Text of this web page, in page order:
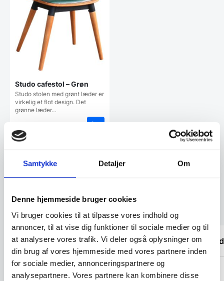
Samtykke Detaljer Om
Denne hjemmeside bruger cookies
Vi bruger cookies til at tilpasse vores indhold og
annoncer, til at vise dig funktioner til sociale medier og til
at analysere vores trafik. Vi deler også oplysninger om
din brug af vores hjemmeside med vores partnere inden
for sociale medier, annonceringspartnere og
analysepartnere. Vores partnere kan kombinere disse
Studo cafestol – Grøn
Studo stolen med grønt læder er
virkelig et flot design. Det
grønne læder…
Kundetilfredshed
Super dejlig service af Rasmus. Kanon
med en medarbejder der ved hvad han
snakker om og kan vejlede os kunder
De
Kris